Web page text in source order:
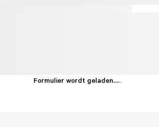
Formulier wordt geladen......